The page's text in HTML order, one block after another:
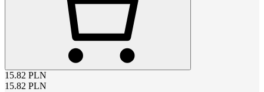
15.82 PLN
15.82 PLN